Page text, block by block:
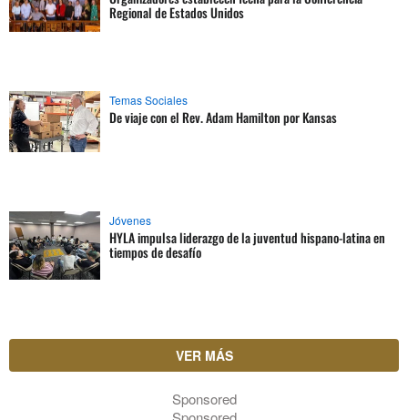
Regional de Estados Unidos
Temas Sociales
De viaje con el Rev. Adam Hamilton por Kansas
Jóvenes
HYLA impulsa liderazgo de la juventud hispano-latina en
tiempos de desafío
VER MÁS
Sponsored